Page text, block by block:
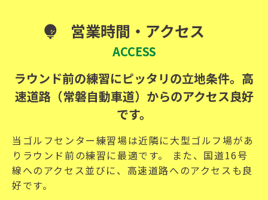
営業時間・アクセス
ACCESS
ラウンド前の練習にピッタリの立地条件。高
速道路（常磐自動車道）からのアクセス良好
です。
当ゴルフセンター練習場は近隣に大型ゴルフ場があ
りラウンド前の練習に最適です。 また、国道16号
線へのアクセス並びに、高速道路へのアクセスも良
好です。